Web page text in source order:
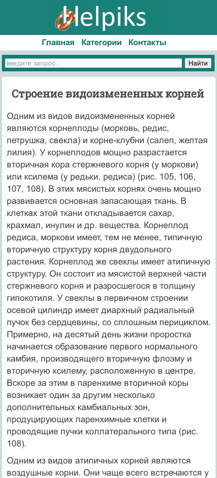
Главная Категории Контакты
Строение видоизмененных корней
Одним из видов видоизмененных корней
являются корнеплоды (морковь, редис,
петрушка, свекла) и корне-клубни (салеп, желтая
лилия). У корнеплодов мощно разрастается
вторичная кора стержневого корня (у моркови)
или ксилема (у редьки, редиса) (рис. 105, 106,
107, 108). В этих мясистых корнях очень мощно
развивается основная запасающая ткань. В
клетках этой ткани откладывается сахар,
крахмал, инулин и др. вещества. Корнеплод
редиса, моркови имеет, тем не менее, типичную
вторичную структуру корня двудольного
растения. Корнеплод же свеклы имеет атипичную
структуру. Он состоит из мясистой верхней части
стержневого корня и разросшегося в толщину
гипокотиля. У свеклы в первичном строении
осевой цилиндр имеет диархный радиальный
пучок без сердцевины, со сплошным перициклом.
Примерно, на десятый день жизни проростка
начинается образование первого нормального
камбия, производящего вторичную флоэму и
вторичную ксилему, расположенную в центре.
Вскоре за этим в паренхиме вторичной коры
возникает один за другим несколько
дополнительных камбиальных зон,
продуцирующих паренхимные клетки и
проводящие пучки коллатерального типа (рис.
108).
Одним из видов атипичных корней являются
воздушные корни. Они чаще всего встречаются у